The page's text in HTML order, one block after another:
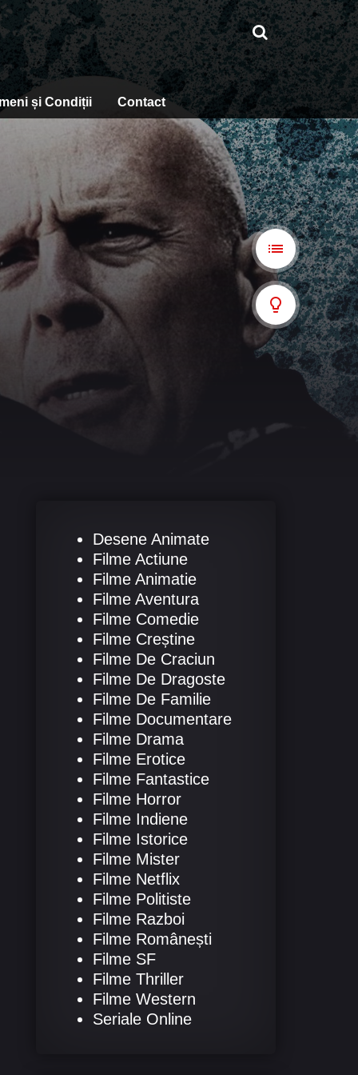
și Condiții Contact
Desene Animate
Filme Actiune
Filme Animatie
Filme Aventura
Filme Comedie
Filme Creștine
Filme De Craciun
Filme De Dragoste
Filme De Familie
Filme Documentare
Filme Drama
Filme Erotice
Filme Fantastice
Filme Horror
Filme Indiene
Filme Istorice
Filme Mister
Filme Netflix
Filme Politiste
Filme Razboi
Filme Românești
Filme SF
Filme Thriller
Filme Western
Seriale Online